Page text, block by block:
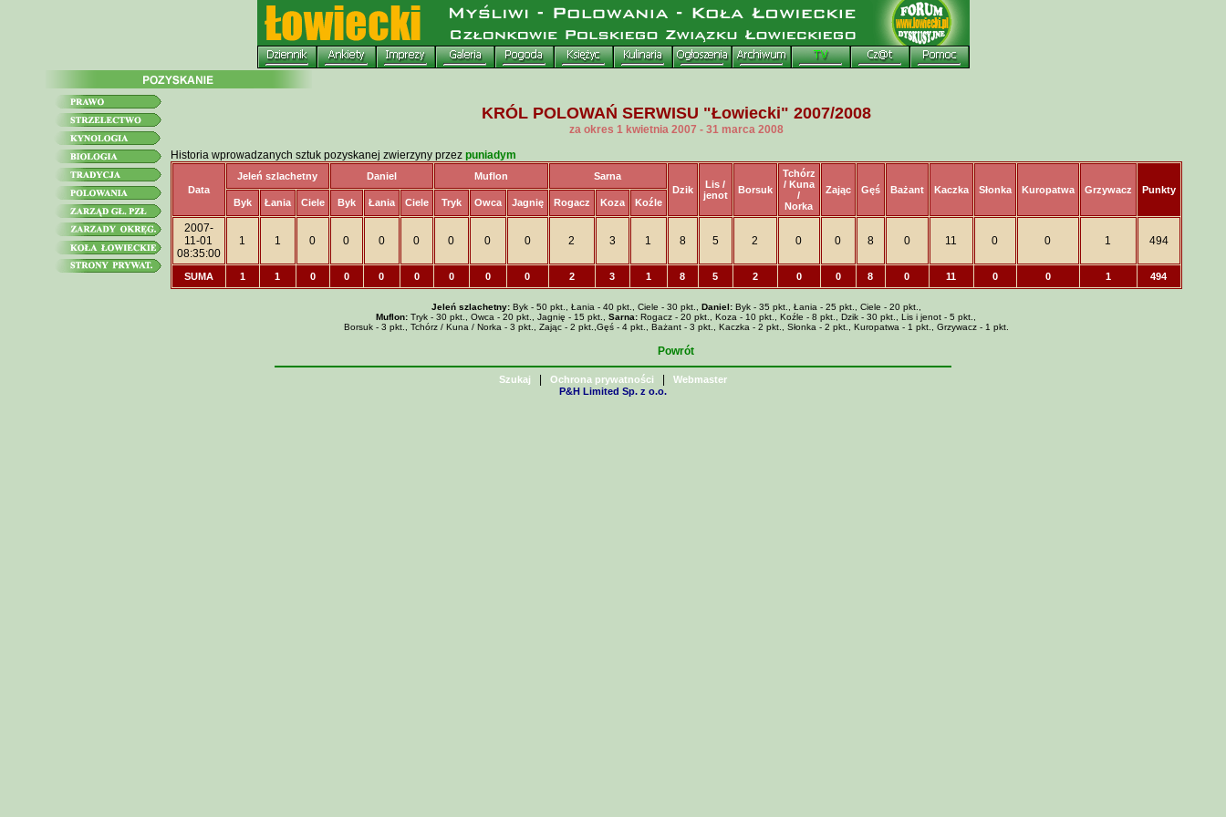
KRÓL POLOWAŃ SERWISU "Łowiecki" 2007/2008
za okres 1 kwietnia 2007 - 31 marca 2008
Historia wprowadzanych sztuk pozyskanej zwierzyny przez puniadym
Data
Jeleń szlachetny Daniel Muflon
Sarna
Dzik
Lis /
jenot
Borsuk
Tchórz
/ Kuna
/
Norka
Zając Gęś Bażant Kaczka Słonka Kuropatwa Grzywacz
Punkty
Byk
Łania Ciele Byk Łania Ciele Tryk Owca Jagnię Rogacz Koza Koźle
2007-
11-01
08:35:00
1 1 0 0 0 0 0 0 0 2 3 1 8 5 2 0 0 8 0 11 0 0 1 494
SUMA 1 1 0 0 0 0 0 0 0 2 3 1 8 5 2 0 0 8 0 11 0 0 1 494
Jeleń szlachetny:Byk - 50 pkt., Łania - 40 pkt., Ciele - 30 pkt., Daniel:Byk - 35 pkt., Łania - 25 pkt., Ciele - 20 pkt.,
Muflon: Tryk - 30 pkt., Owca - 20 pkt., Jagnię - 15 pkt., Sarna: Rogacz - 20 pkt., Koza - 10 pkt., Koźle - 8 pkt., Dzik - 30 pkt., Lis i jenot - 5 pkt.,
Borsuk - 3 pkt., Tchórz / Kuna / Norka - 3 pkt., Zając - 2 pkt.,Gęś - 4 pkt., Bażant - 3 pkt., Kaczka - 2 pkt., Słonka - 2 pkt., Kuropatwa - 1 pkt., Grzywacz - 1 pkt.
Powrót
Szukaj Ochrona prywatności
Webmaster
P&H Limited Sp. z o.o.